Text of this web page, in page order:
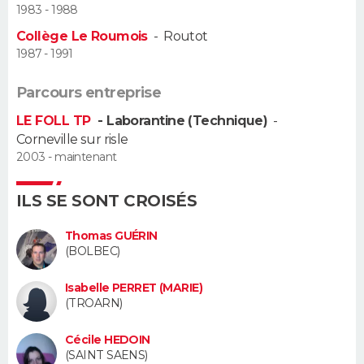
Alimentation
Guide de la santé
Maladies
Médicaments
Sommeil
VOYAGE
GUIDES D'ACHAT
BONS PLANS
CARTE DE VOEUX
DICTIONNAIRE
Dictionnaire
Biographies
Citations
Expressions
Proverbes
PROGRAMME TV
COPAINS D'AVANT
S'inscrire
Se connecter
Lycées
Collèges
Primaires
Universités
Entreprises
Service militaire
Avis de recherche
AVIS DE DÉCÈS
1983 - 1988
Collège Le Roumois- Routot
1987 - 1991
Parcours entreprise
LE FOLL TP - Laborantine (Technique) -
Corneville sur risle
2003 - maintenant
ILS SE SONT CROISÉS
Thomas GUÉRIN
(BOLBEC)
Isabelle PERRET (MARIE)
(TROARN)
Cécile HEDOIN
(SAINT SAENS)